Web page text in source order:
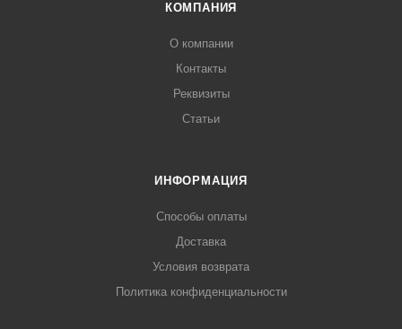
КОМПАНИЯ
О компании
Контакты
Реквизиты
Статьи
ИНФОРМАЦИЯ
Способы оплаты
Доставка
Условия возврата
Политика конфиденциальности